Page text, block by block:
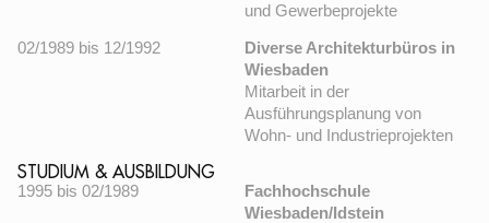
und Gewerbeprojekte
02/1989 bis 12/1992
Diverse Architekturbüros in
Wiesbaden
Mitarbeit in der
Ausführungsplanung von
Wohn- und Industrieprojekten
STUDIUM & AUSBILDUNG
1995 bis 02/1989
Fachhochschule
Wiesbaden/Idstein